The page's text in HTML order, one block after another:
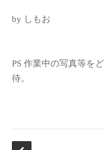
（プリ・テック株
メタ情報
WordPress.org
by しもお
PS 作業中の写真等を
待。